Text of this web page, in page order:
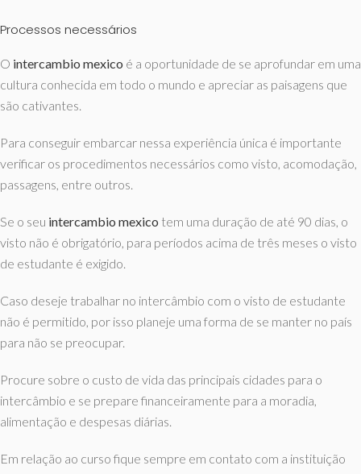
Processos necessários
O intercambio mexico é a oportunidade de se aprofundar em uma
cultura conhecida em todo o mundo e apreciar as paisagens que
são cativantes.
Para conseguir embarcar nessa experiência única é importante
verificar os procedimentos necessários como visto, acomodação,
passagens, entre outros.
Se o seu intercambio mexico tem uma duração de até 90 dias, o
visto não é obrigatório, para períodos acima de três meses o visto
de estudante é exigido.
Caso deseje trabalhar no intercâmbio com o visto de estudante
não é permitido, por isso planeje uma forma de se manter no país
para não se preocupar.
Procure sobre o custo de vida das principais cidades para o
intercâmbio e se prepare financeiramente para a moradia,
alimentação e despesas diárias.
Em relação ao curso fique sempre em contato com a instituição